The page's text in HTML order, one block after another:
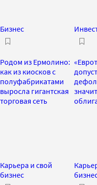
Бизнес
Родом из Ермолино:
как из киосков с
полуфабрикатами
выросла гигантская
торговая сеть
Карьера и свой
бизнес